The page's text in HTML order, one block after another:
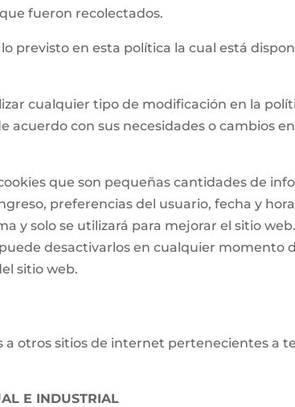
fueron recolectados.
previsto en esta política la cual está
cualquier tipo de modificación en la
acuerdo con sus necesidades o cambios
que son pequeñas cantidades de
preferencias del usuario, fecha y
y solo se utilizará para mejorar el sitio
desactivarlos en cualquier momento
sitio web.
otros sitios de internet pertenecientes a
E INDUSTRIAL